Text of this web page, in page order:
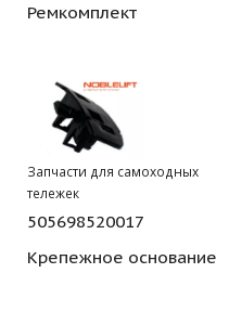
Ремкомплект
Запчасти для самоходных
тележек
505698520017
Крепежное основание